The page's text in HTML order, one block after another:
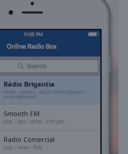
Rádio Brigantia
news sports adult contemporary
entertainment
Smooth FM
pop jazz vocal soft jazz
Radio Comercial
pop news folk